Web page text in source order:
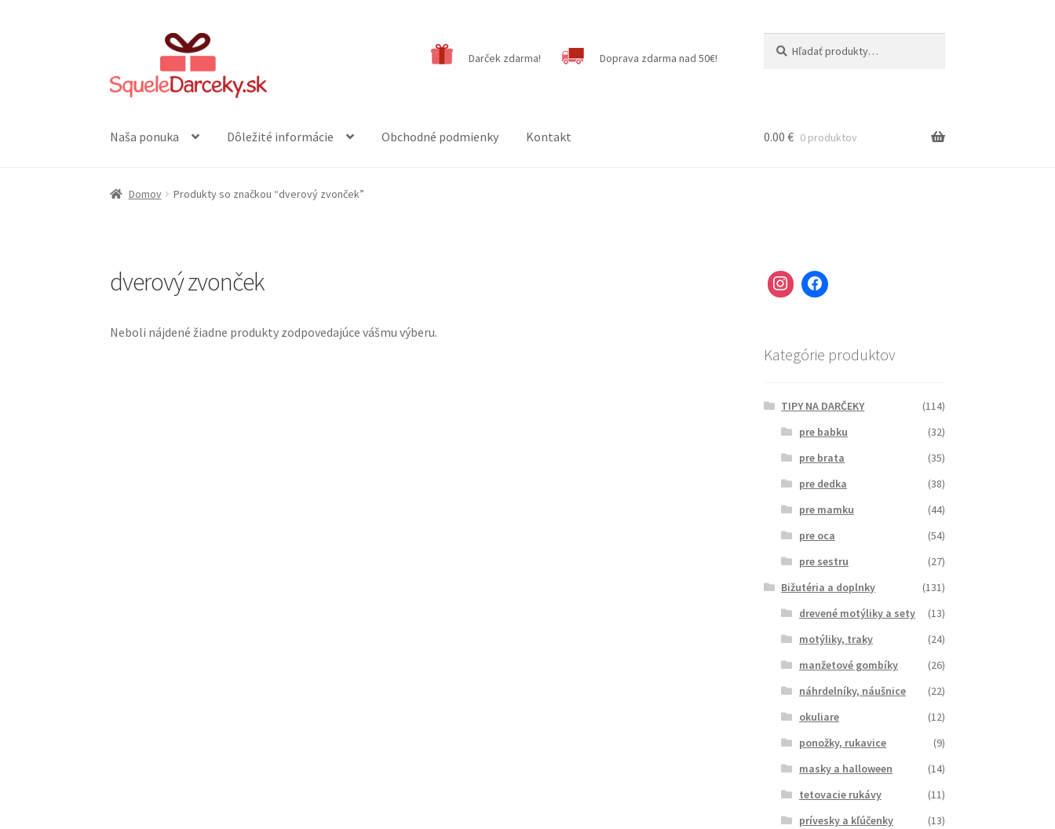
navigáciu
obsah
Darček zdarma! Doprava zdarma nad 50€!
Naša ponuka Dôležité informácie Obchodné podmienky Kontakt 0.00 € 0 produktov
Domov Produkty so značkou “dverový zvonček”
dverový zvonček
Neboli nájdené žiadne produkty zodpovedajúce vášmu výberu.
Kategórie produktov
TIPY NA DARČEKY
(114)
pre babku
(32)
pre brata
(35)
pre dedka
(38)
pre mamku
(44)
pre oca
(54)
pre sestru
(27)
Bižutéria a doplnky
(131)
drevené motýliky a sety
(13)
motýliky, traky
(24)
manžetové gombíky
(26)
náhrdelníky, náušnice
(22)
okuliare
(12)
ponožky, rukavice
(9)
masky a halloween
(14)
tetovacie rukávy
(11)
prívesky a kľúčenky
(13)